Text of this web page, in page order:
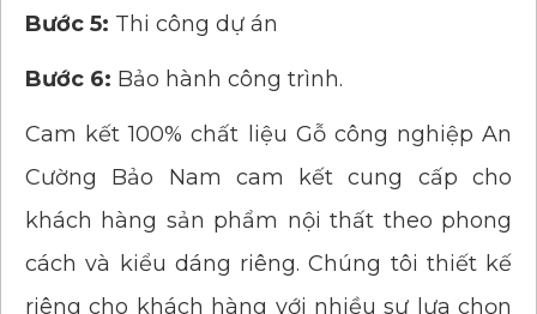
Bước 5: Thi công dự án
Bước 6: Bảo hành công trình.
Cam kết 100% chất liệu Gỗ công nghiệp An
Cường Bảo Nam cam kết cung cấp cho
khách hàng sản phẩm nội thất theo phong
cách và kiểu dáng riêng. Chúng tôi thiết kế
riêng cho khách hàng với nhiều sự lựa chọn